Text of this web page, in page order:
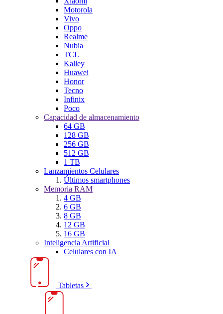
Motorola
Vivo
Oppo
Realme
Nubia
TCL
Kalley
Huawei
Honor
Tecno
Infinix
Poco
Capacidad de almacenamiento
64 GB
128 GB
256 GB
512 GB
1 TB
Lanzamientos Celulares
Últimos smartphones
Memoria RAM
4 GB
6 GB
8 GB
12 GB
16 GB
Inteligencia Artificial
Celulares con IA
Tabletas